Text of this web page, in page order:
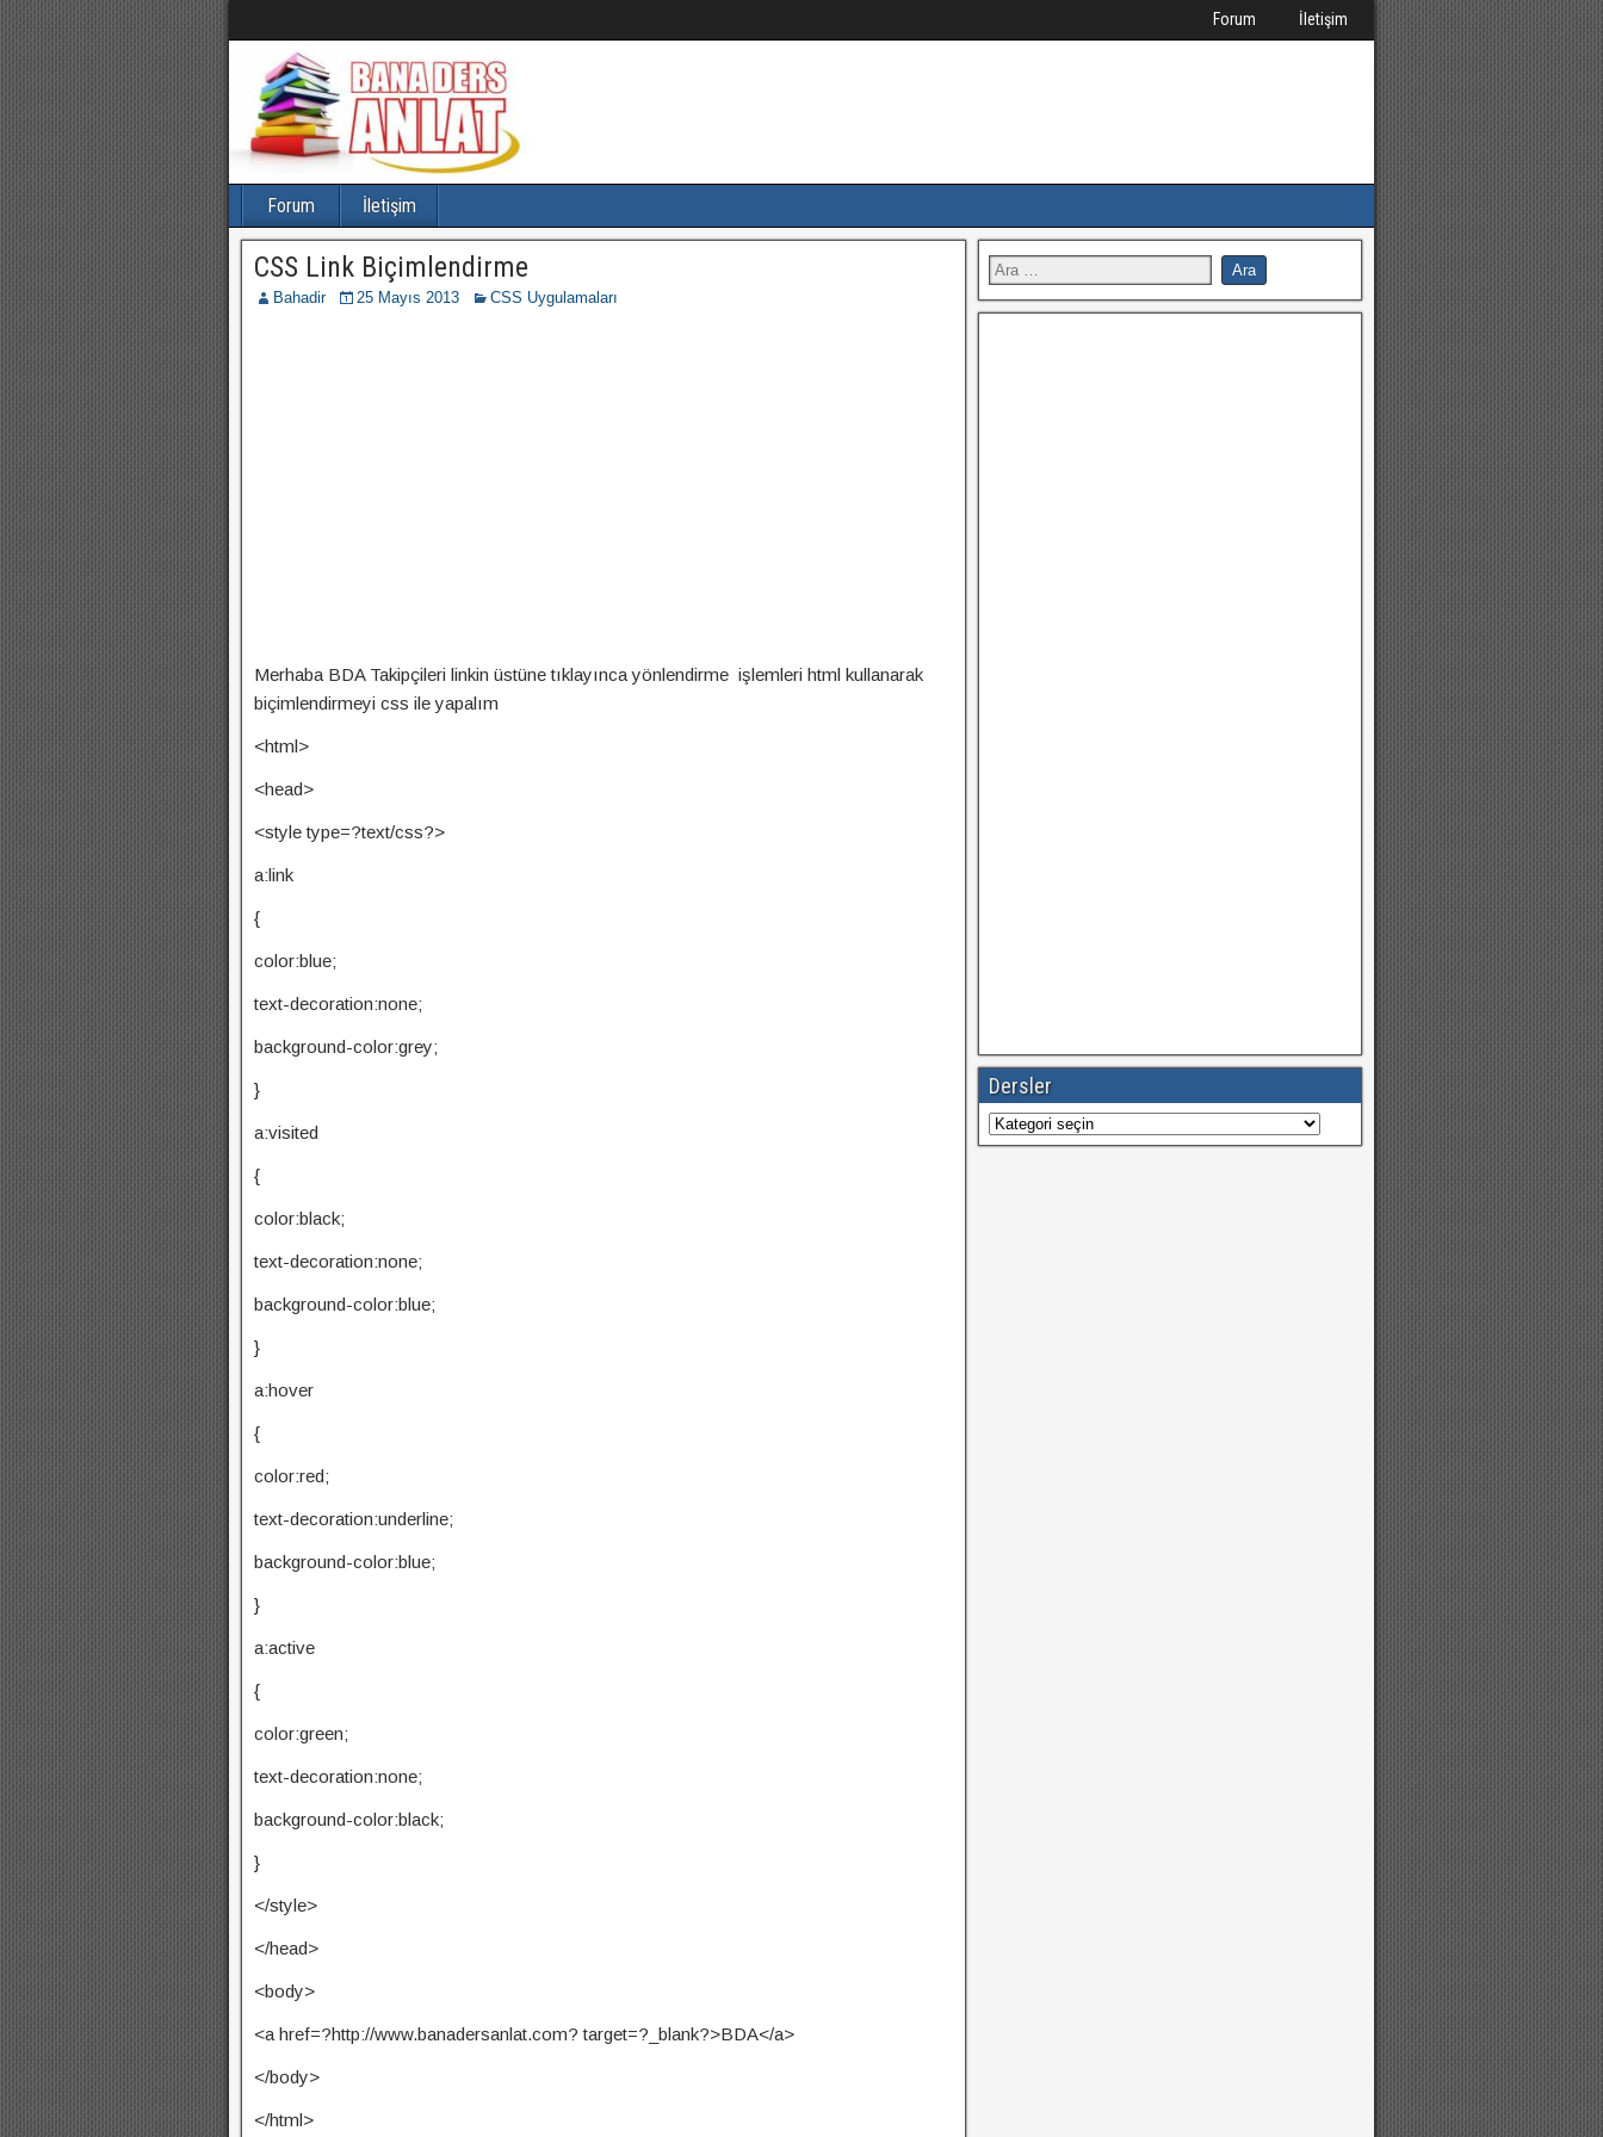
Forum İletişim
Forum İletişim
CSS Link Biçimlendirme
Bahadir 25 Mayıs 2013 CSS Uygulamaları
Merhaba BDA Takipçileri linkin üstüne tıklayınca yönlendirme işlemleri html kullanarak
biçimlendirmeyi css ile yapalım
<html>
<head>
<style type=?text/css?>
a:link
{
color:blue;
text-decoration:none;
background-color:grey;
}
a:visited
{
color:black;
text-decoration:none;
background-color:blue;
}
a:hover
{
color:red;
text-decoration:underline;
background-color:blue;
}
a:active
{
color:green;
text-decoration:none;
background-color:black;
}
</style>
</head>
<body>
<a href=?http://www.banadersanlat.com? target=?_blank?>BDA</a>
</body>
</html>
Dersler
Dersler